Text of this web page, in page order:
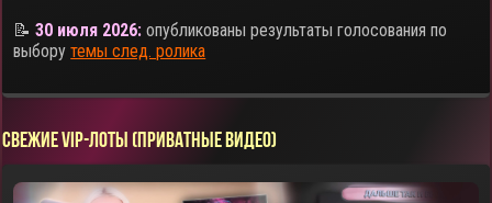
📝30 июля 2026: опубликованы результаты голосования по
выборутемы след. ролика
СВЕЖИЕ VIP-ЛОТЫ (ПРИВАТНЫЕ ВИДЕО)